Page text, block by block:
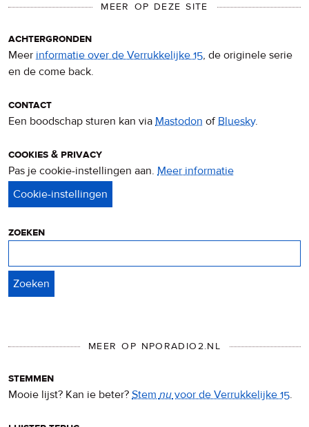
MEER OP DEZE SITE
achtergronden
Meer informatie over de Verrukkelijke 15, de originele serie
en de come back.
contact
Een boodschap sturen kan via Mastodon ofBluesky.
cookies & privacy
Pas je cookie-instellingen aan. Meer informatie
zoeken
MEER OP NPORADIO2.NL
stemmen
Mooie lijst? Kan ie beter? Stemnuvoor de Verrukkelijke 15.